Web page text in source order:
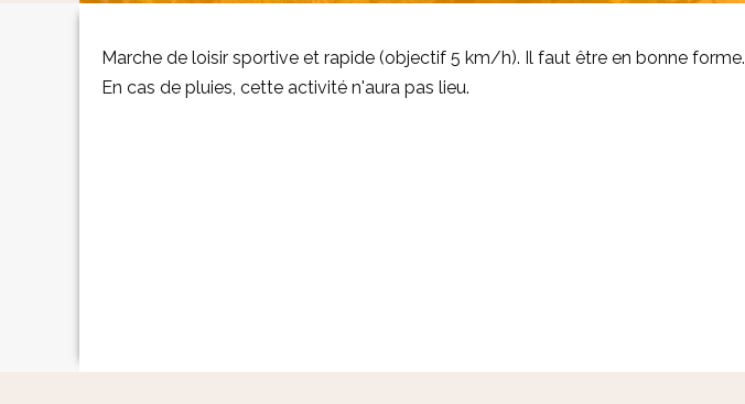
Marche de loisir sportive et rapide (objectif 5 km/h). Il faut être en bonne forme.
En cas de pluies, cette activité n'aura pas lieu.